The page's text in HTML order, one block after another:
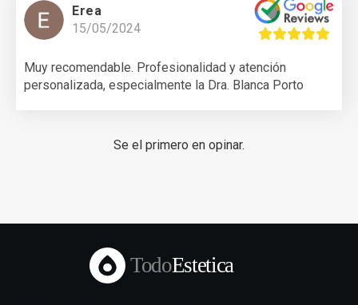
Erea
15/05/2024
Muy recomendable. Profesionalidad y atención
personalizada, especialmente la Dra. Blanca Porto
Se el primero en opinar.
TodoEstetica